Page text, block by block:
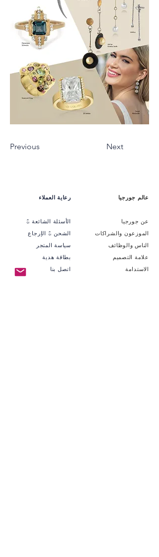
Previous Next
رعاية العملاء
الأسئلة الشائعة &
الشحن & الإرجاع
سياسة المتجر
بطاقة هدية
اتصل بنا
عالم جورجيا
عن جورجيا
الموزعون والشراكات
الناس والوظائف
علامة التصميم
الاستدامة